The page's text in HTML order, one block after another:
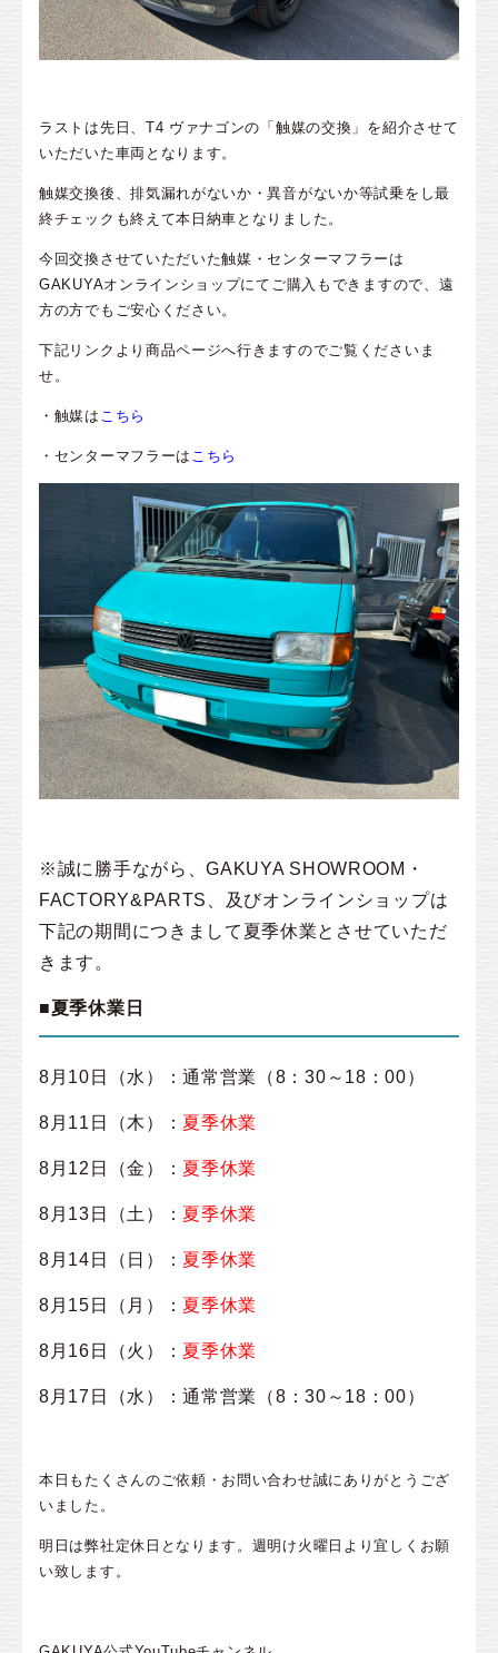
ラストは先日、T4 ヴァナゴンの「触媒の交換」を紹介させて
いただいた車両となります。
触媒交換後、排気漏れがないか・異音がないか等試乗をし最
終チェックも終えて本日納車となりました。
今回交換させていただいた触媒・センターマフラーは
GAKUYAオンラインショップにてご購入もできますので、遠
方の方でもご安心ください。
下記リンクより商品ページへ行きますのでご覧くださいま
せ。
・触媒は こちら
・センターマフラーは こちら
※誠に勝手ながら、GAKUYA SHOWROOM・
FACTORY&PARTS、及びオンラインショップは
下記の期間につきまして夏季休業とさせていただ
きます。
■夏季休業日
8月10日（水）：通常営業（8：30～18：00）
8月11日（木）： 夏季休業
8月12日（金）： 夏季休業
8月13日（土）： 夏季休業
8月14日（日）： 夏季休業
8月15日（月）： 夏季休業
8月16日（火）： 夏季休業
8月17 日（水）：通常営業（8：30～18：00）
本日もたくさんのご依頼・お問い合わせ誠にありがとうござ
いました。
明日は弊社定休日となります。週明け火曜日より宜しくお願
い致します。